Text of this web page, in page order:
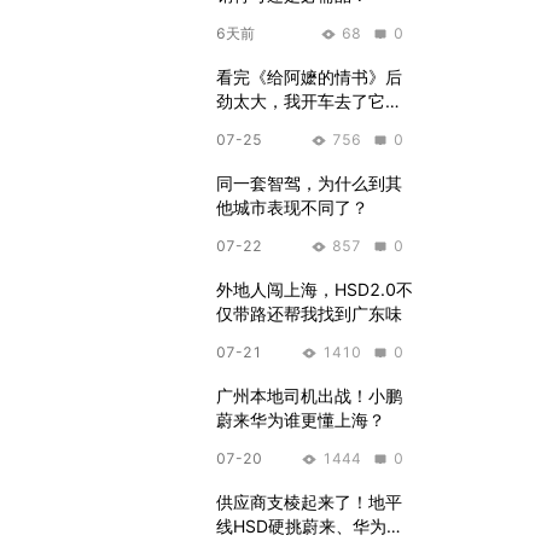
6天前 68 0
看完《给阿嬷的情书》后
劲太大，我开车去了它的
07-25 756 0
同一套智驾，为什么到其
他城市表现不同了？
07-22 857 0
外地人闯上海，HSD2.0不
仅带路还帮我找到广东味
07-21 1410 0
广州本地司机出战！小鹏
蔚来华为谁更懂上海？
07-20 1444 0
供应商支棱起来了！地平
线HSD硬挑蔚来、华为、